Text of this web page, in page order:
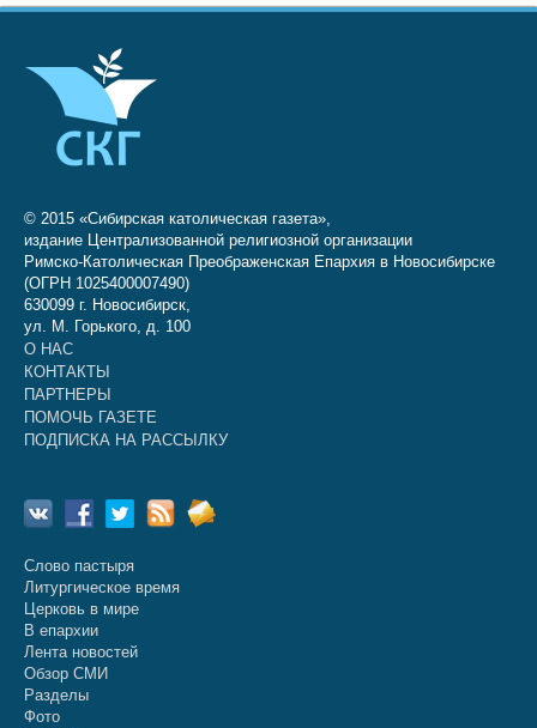
© 2015 «Сибирская католическая газета»,
издание Централизованной религиозной организации
Римско-Католическая Преображенская Епархия в Новосибирске
(ОГРН 1025400007490)
630099 г. Новосибирск,
ул. М. Горького, д. 100
О НАС
КОНТАКТЫ
ПАРТНЕРЫ
ПОМОЧЬ ГАЗЕТЕ
ПОДПИСКА НА РАССЫЛКУ
Слово пастыря
Литургическое время
Церковь в мире
В епархии
Лента новостей
Обзор СМИ
Разделы
Фото